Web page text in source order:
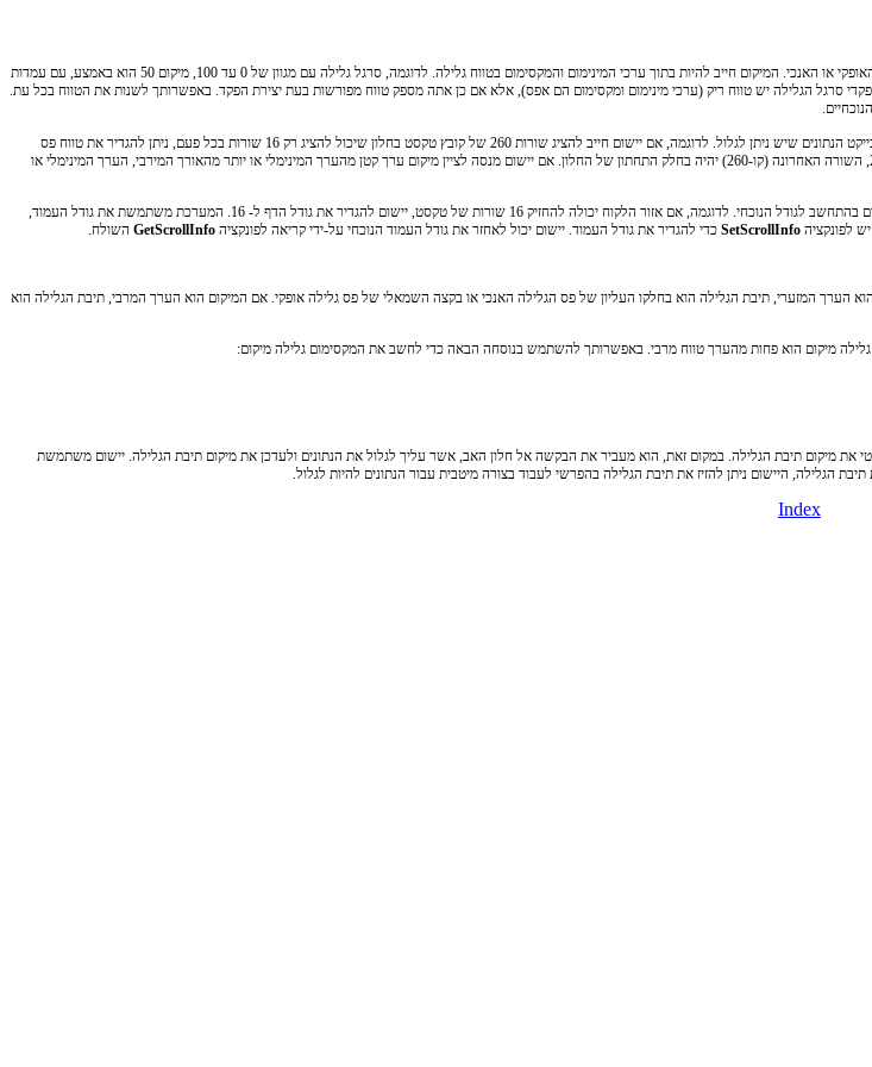
המיקום של תיבת גלילה מיוצג כמספר שלם; הוא יחסית לקצה השמאלי או העליון של פס הגלילה, בהתאם לשאלה אם הוא פס הגלילה האופקי או האנכי. המיקום חייב להיות בתוך ערכי המינימום והמקסימום בטווח גלילה. לדוגמה, סרגל גלילה עם מגוון של 0 עד 100, מיקום 50 הוא באמצע, עם עמדות
מופצים בצורה שווה לאורך סרגל הגלילה. מגוון התחלתי תלוי פס הגלילה. פסי גלילה סטנדרטי יש מגוון התחלתי של 0 עד 100; פקדי סרגל הגלילה יש טווח ריק (ערכי מינימום ומקסימום הם אפס), אלא אם כן אתה מספק טווח מפורשות בעת יצירת הפקד. באפשרותך לשנות את הטווח בכל עת.
יישום מתאים בדרך כלל את טווח הגלילה למספרים שלמים נוח, ובכך מקלים עליך לתרגם את מיקום תיבת הגלילה לתוך ערך התואם אובייקט הנתונים שיש ניתן לגלול. לדוגמה, אם יישום חייב להציג שורות 260 של קובץ טקסט בחלון שיכול להציג רק 16 שורות בכל פעם, ניתן להגדיר את טווח פס
הגלילה האנכי כדי 1 עד 244. אם תיבת הגלילה במיקום 1, השורה הראשונה יהיה בחלק העליון של החלון. אם תיבת הגלילה במיקום 244, השורה האחרונה (קו-260) יהיה בחלק התחתון של החלון. אם יישום מנסה לציין מיקום ערך קטן מהערך המינימלי או יותר מהאורך המירבי, הערך המינימלי או
מייצג את מספר יחידות נתונים משניתן להתאים לאזור הלקוח של חלון הבעלים בהתחשב לגודל הנוכחי. לדוגמה, אם אזור הלקוח יכולה להחזיק 16 שורות של טקסט, יישום להגדיר את גודל הדף ל- 16. המערכת משתמשת את גודל העמוד,
לפונקציה SetScrollInfo כדי להגדיר את גודל העמוד. יישום יכול לאחזר את גודל העמוד הנוכחי על-ידי קריאה לפונקציה GetScrollInfo השולח.
המזערי, תיבת הגלילה הוא בחלקו העליון של פס הגלילה האנכי או בקצה השמאלי של פס גלילה אופקי. אם המיקום הוא הערך המרבי, תיבת הגלילה הוא
מיקום הוא פחות מהערך טווח מרבי. באפשרותך להשתמש בנוסחה הבאה כדי לחשב את המקסימום גלילה מיקום:
מיקום תיבת הגלילה. במקום זאת, הוא מעביר את הבקשה אל חלון האב, אשר עליך לגלול את הנתונים ולעדכן את מיקום תיבת הגלילה. יישום משתמשת
תיבת הגלילה, היישום ניתן להזיז את תיבת הגלילה בהפרשי לעבוד בצורה מיטבית עבור הנתונים להיות לגלול.
Index